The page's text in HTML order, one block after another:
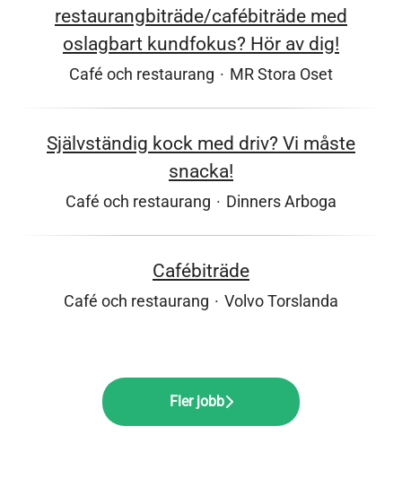
restaurangbiträde/cafébiträde med
oslagbart kundfokus? Hör av dig!
Café och restaurang · MR Stora Oset
Självständig kock med driv? Vi måste
snacka!
Café och restaurang · Dinners Arboga
Cafébiträde
Café och restaurang · Volvo Torslanda
Fler jobb